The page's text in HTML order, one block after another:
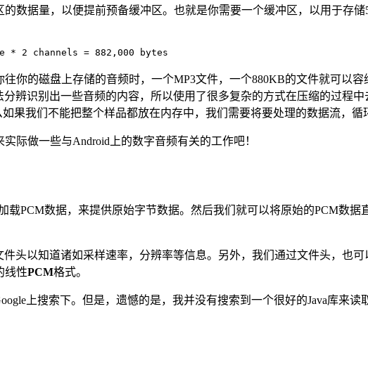
数据量，以便提前预备缓冲区。也就是你需要一个缓冲区，以用于存
* 2 channels = 882,000 bytes
你的磁盘上存储的音频时，一个MP3文件，一个880KB的文件就可以
辨识别出一些音频的内容，所以使用了很多复杂的方式在压缩的过程
果我们不能把整个样品都放在内存中，我们需要将要处理的数据流，循
际做一些与Android上的数字音频有关的工作吧！
载PCM数据，来提供原始字节数据。然后我们就可以将原始的PCM数据
头以知道诸如采样速率，分辨率等信息。另外，我们通过文件头，也可
线性PCM格式。
上搜索下。但是，遗憾的是，我并没有搜索到一个很好的Java库来读